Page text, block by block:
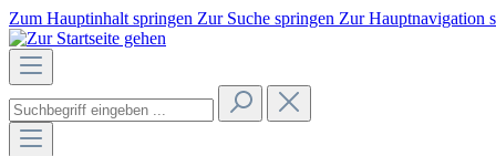
Zum Hauptinhalt springen Zur Suche springen Zur Hauptnavigation